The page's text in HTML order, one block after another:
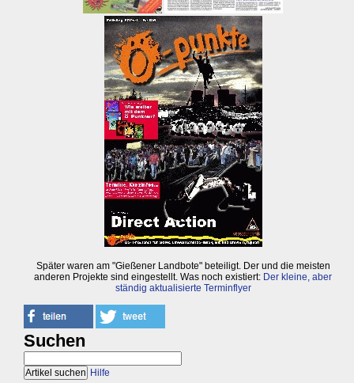
Später waren am "Gießener Landbote" beteiligt. Der und die meisten
anderen Projekte sind eingestellt. Was noch existiert: Der kleine, aber
ständig aktualisierte Terminflyer
Suchen
Hilfe